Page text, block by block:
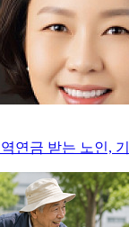
연금 받는 노인,